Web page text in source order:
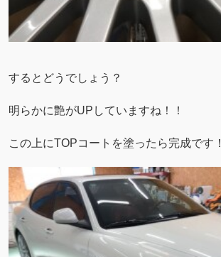
するとどうでしょう？
明らかに艶がUPしていますね！！
この上にTOPコートを塗ったら完成です！